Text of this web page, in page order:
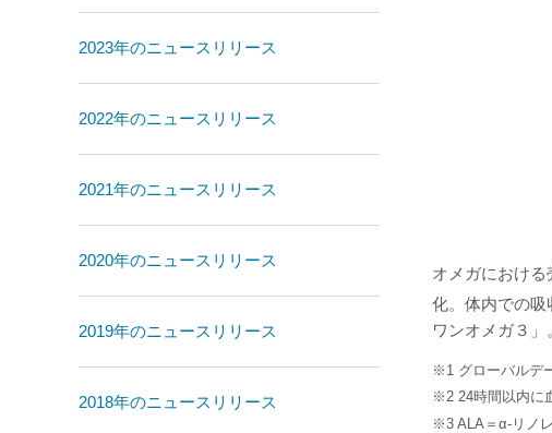
オメガにおける
化。体内での吸
ワンオメガ３」
※1 グローバルデ
※2 24時間以内に
※3 ALA＝α-リノ
2023年のニュースリリース
2022年のニュースリリース
2021年のニュースリリース
2020年のニュースリリース
2019年のニュースリリース
2018年のニュースリリース